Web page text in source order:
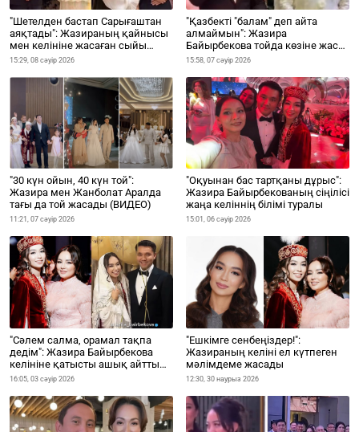
"Шетелден бастап Сарығаштан
аяқтады": Жазираның қайнысы
мен келініне жасаған сыйы
талқыға түсиі (ВИДЕО)
15:29, 08 сәуір 2026
"Қазбекті "балам" деп айта
алмаймын": Жазира
Байырбекова тойда көзіне жас
алды (ВИДЕО)
15:58, 07 сәуір 2026
"30 күн ойын, 40 күн той":
Жазира мен Жанболат Аралда
тағы да той жасады (ВИДЕО)
11:21, 07 сәуір 2026
"Оқуынан бас тартқаны дұрыс":
Жазира Байырбекованың сіңілісі
жаңа келіннің білімі туралы
15:01, 06 сәуір 2026
"Сәлем салма, орамал тақпа
дедім": Жазира Байырбекова
келініне қатысты ашық айтты
(ВИДЕО)
16:05, 03 сәуір 2026
"Ешкімге сенбеңіздер!":
Жазираның келіні ел күтпеген
мәлімдеме жасады
12:30, 30 наурыз 2026